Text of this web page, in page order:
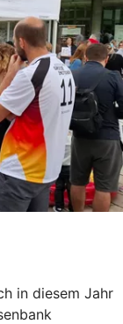
in diesem Jahr